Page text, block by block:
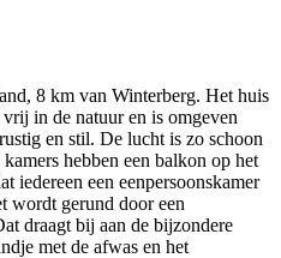
8 km van Winterberg. Het huis
in de natuur en is omgeven
en stil. De lucht is zo schoon
hebben een balkon op het
iedereen een eenpersoonskamer
wordt gerund door een
draagt bij aan de bijzondere
met de afwas en het